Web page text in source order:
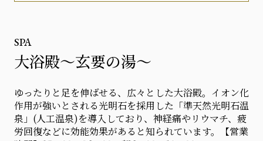
SPA
大浴殿～玄要の湯～
ゆったりと足を伸ばせる、広々とした大浴殿。イオン化
作用が強いとされる光明石を採用した「準天然光明石温
泉」(人工温泉)を導入しており、神経痛やリウマチ、疲
労回復などに効能効果があると知られています。【営業